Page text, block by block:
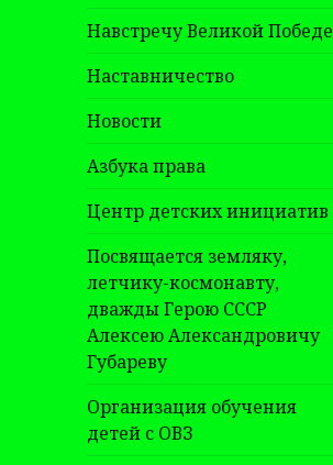
Навстречу Великой Победе
Наставничество
Новости
Азбука права
Центр детских инициатив
Посвящается земляку,
летчику-космонавту,
дважды Герою СССР
Алексею Александровичу
Губареву
Организация обучения
детей с ОВЗ